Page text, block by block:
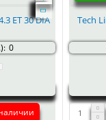
ET 30 DIA
0
Tech